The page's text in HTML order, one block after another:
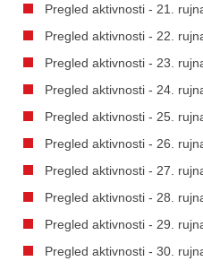
Pregled aktivnosti - 21.
Pregled aktivnosti - 22.
Pregled aktivnosti - 23.
Pregled aktivnosti - 24.
Pregled aktivnosti - 25.
Pregled aktivnosti - 26.
Pregled aktivnosti - 27.
Pregled aktivnosti - 28.
Pregled aktivnosti - 29.
Pregled aktivnosti - 30.